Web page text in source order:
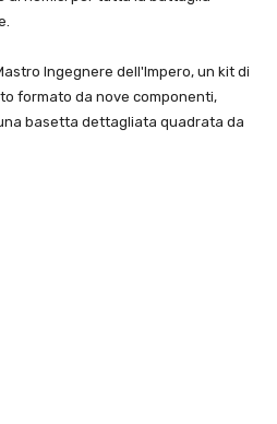
Ingegnere dell'Impero, un kit di
formato da nove componenti,
basetta dettagliata quadrata da